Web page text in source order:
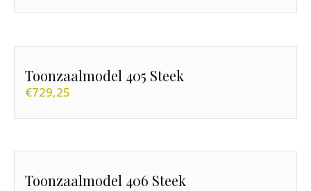
Toonzaalmodel 405 Steek
€729,25
Toonzaalmodel 406 Steek